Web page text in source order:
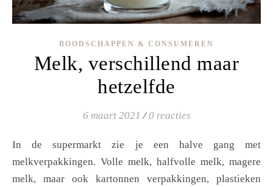
BOODSCHAPPEN & CONSUMEREN
Melk, verschillend maar
hetzelfde
6 maart 2021 / 0 reacties
In de supermarkt zie je een halve gang met
melkverpakkingen. Volle melk, halfvolle melk, magere
melk, maar ook kartonnen verpakkingen, plastieken